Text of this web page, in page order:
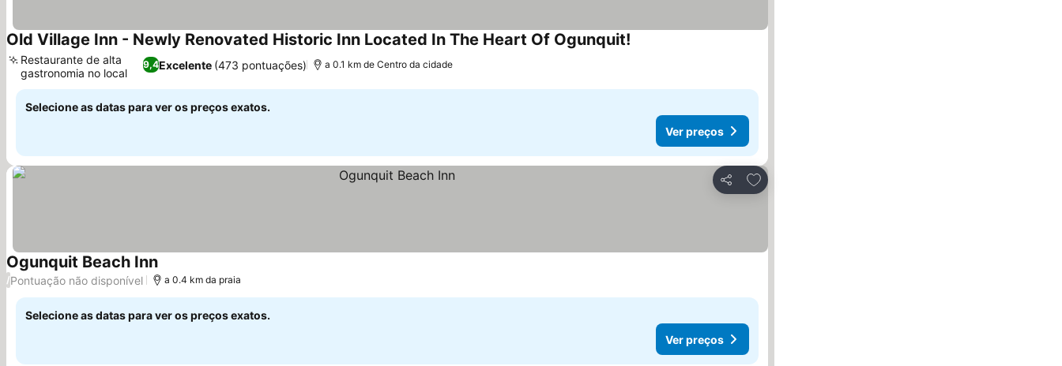
Old Village Inn - Newly Renovated Historic Inn Located In The Heart Of Ogunquit!
9,4Excelente (473 pontuações)
Restaurante de alta
gastronomia no local
a 0.1 km de Centro da cidade
Selecione as datas para ver os preços exatos.
Ver preços
Partilhar
Adicionar aos favoritos
Ogunquit Beach InnVer preços
/Pontuação não disponível a 0.4 km da praia
Selecione as datas para ver os preços exatos.
Ver preços